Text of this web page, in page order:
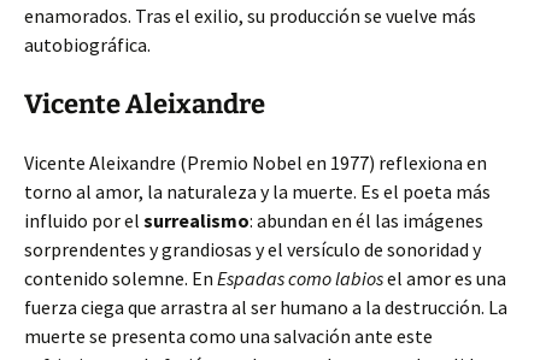
enamorados. Tras el exilio, su producción se vuelve más
autobiográfica.
Vicente Aleixandre
Vicente Aleixandre (Premio Nobel en 1977) reflexiona en
torno al amor, la naturaleza y la muerte. Es el poeta más
influido por el surrealismo: abundan en él las imágenes
sorprendentes y grandiosas y el versículo de sonoridad y
contenido solemne. En Espadas como labiosel amor es una
fuerza ciega que arrastra al ser humano a la destrucción. La
muerte se presenta como una salvación ante este